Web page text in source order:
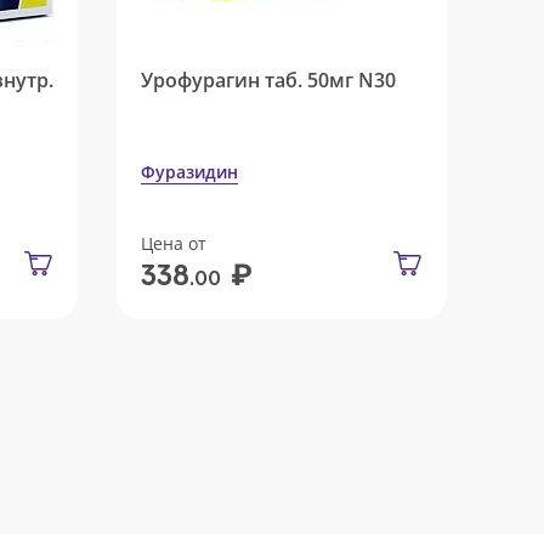
Урофурагин таб. 50мг N30
Фуразидин
Цена от
338.00 ₽